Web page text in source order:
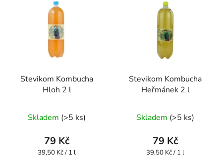
Stevikom Kombucha
Hloh 2 l
hodnocení
produktu
je
Skladem (>5 ks)
79 Kč
Měrná
39,50 Kč / 1 l
Stevikom Kombucha
Heřmánek 2 l
hodnocení
produktu
je
Skladem (>5 ks)
79 Kč
Měrná
39,50 Kč / 1 l